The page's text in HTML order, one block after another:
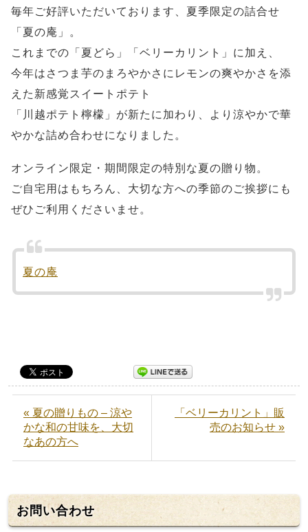
毎年ご好評いただいております、夏季限定の詰合せ
「夏の庵」。
これまでの「夏どら」「ベリーカリント」に加え、
今年はさつま芋のまろやかさにレモンの爽やかさを添
えた新感覚スイートポテト
「川越ポテト檸檬」が新たに加わり、より涼やかで華
やかな詰め合わせになりました。
オンライン限定・期間限定の特別な夏の贈り物。
ご自宅用はもちろん、大切な方への季節のご挨拶にも
ぜひご利用くださいませ。
夏の庵
« 夏の贈りもの – 涼や
かな和の甘味を、大切
なあの方へ
「ベリーカリント」販
売のお知らせ »
お問い合わせ